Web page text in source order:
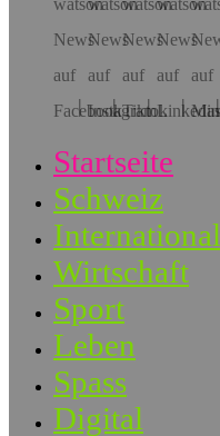
Startseite
Schweiz
International
Wirtschaft
Sport
Leben
Spass
Digital